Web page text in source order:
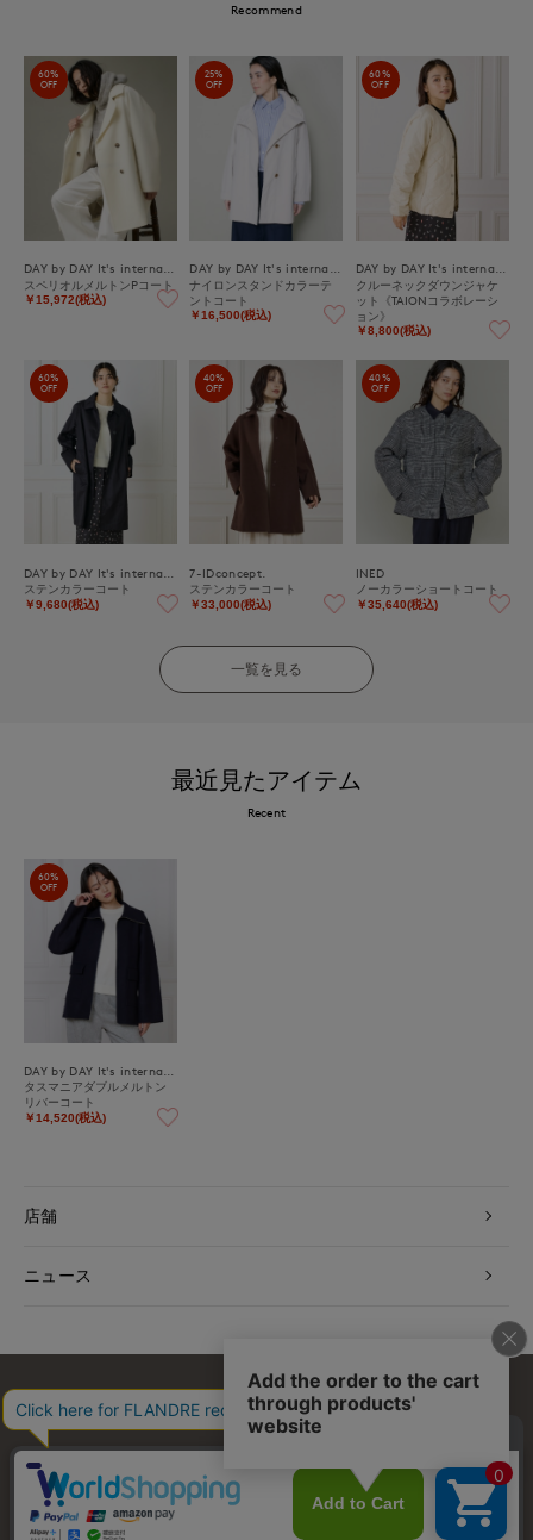
Recommend
60%
OFF
スペリオルメルトンPコート
￥15,972(税込)
25%
OFF
ナイロンスタンドカラーテ
ントコート
￥16,500(税込)
60%
OFF
クルーネックダウンジャケ
ット《TAIONコラボレーシ
ョン》
￥8,800(税込)
60%
OFF
ステンカラーコート
￥9,680(税込)
40%
OFF
7-IDconcept.
ステンカラーコート
￥33,000(税込)
40%
OFF
INED
ノーカラーショートコート
￥35,640(税込)
一覧を見る
最近見たアイテム
Recent
60%
OFF
タスマニアダブルメルトン
リバーコート
￥14,520(税込)
店舗
ニュース
お問い合わせ 利用規約 会社概要 プライバシーポリシー
特定商取引・古物営業法に基づく表示 店舗リスト